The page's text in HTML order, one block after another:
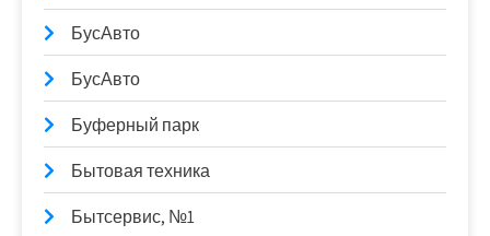
БусАвто
БусАвто
Буферный парк
Бытовая техника
Бытсервис, №1